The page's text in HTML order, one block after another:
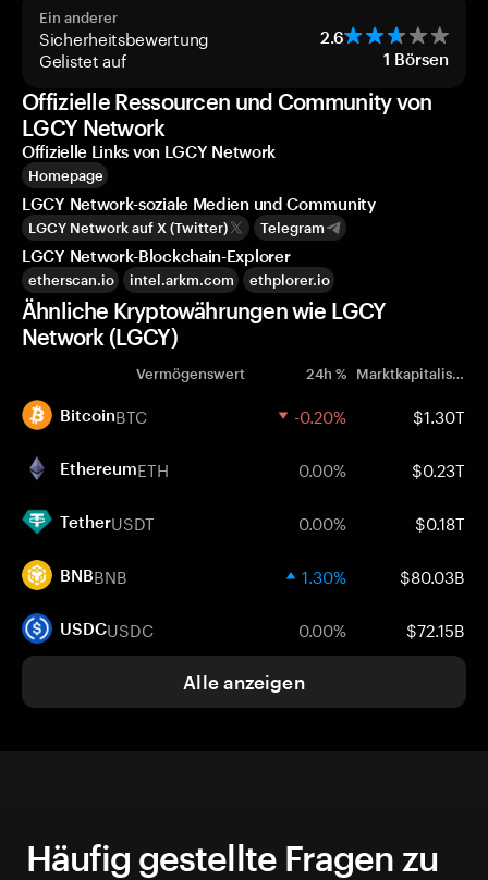
Ein anderer
Sicherheitsbewertung 2.6
Gelistet auf 1 Börsen
Offizielle Ressourcen und Community von
LGCY Network
Offizielle Links von LGCY Network
Homepage
LGCY Network-soziale Medien und Community
LGCY Network auf X (Twitter) Telegram
LGCY Network-Blockchain-Explorer
etherscan.io intel.arkm.com ethplorer.io
Ähnliche Kryptowährungen wie LGCY
Network (LGCY)
Vermögenswert 24h % Marktkapitalisierung
BitcoinBTC -0.20% $1.30T
EthereumETH 0.00% $0.23T
TetherUSDT 0.00% $0.18T
BNBBNB 1.30% $80.03B
USDCUSDC 0.00% $72.15B
Alle anzeigen
Häufig gestellte Fragen zu